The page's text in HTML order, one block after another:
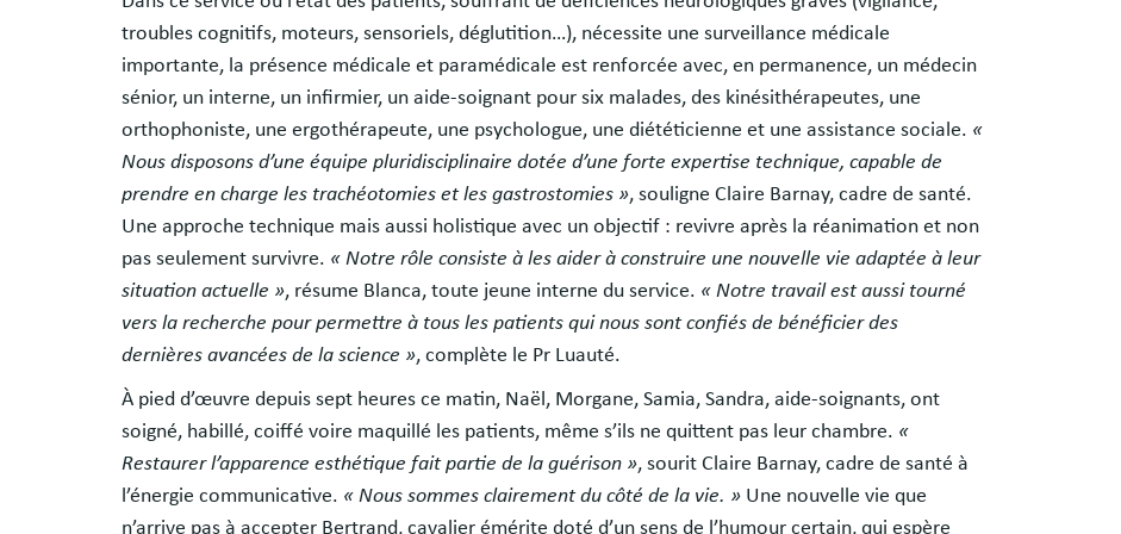
troubles cognitifs, moteurs, sensoriels, déglutition…), nécessite une surveillance médicale
importante, la présence médicale et paramédicale est renforcée avec, en permanence, un médecin
sénior, un interne, un infirmier, un aide-soignant pour six malades, des kinésithérapeutes, une
orthophoniste, une ergothérapeute, une psychologue, une diététicienne et une assistance sociale. «
Nous disposons d’une équipe pluridisciplinaire dotée d’une forte expertise technique, capable de
prendre en charge les trachéotomies et les gastrostomies », souligne Claire Barnay, cadre de santé.
Une approche technique mais aussi holistique avec un objectif : revivre après la réanimation et non
pas seulement survivre. « Notre rôle consiste à les aider à construire une nouvelle vie adaptée à leur
situation actuelle », résume Blanca, toute jeune interne du service. « Notre travail est aussi tourné
vers la recherche pour permettre à tous les patients qui nous sont confiés de bénéficier des
dernières avancées de la science », complète le Pr Luauté.
À pied d’œuvre depuis sept heures ce matin, Naël, Morgane, Samia, Sandra, aide-soignants, ont
soigné, habillé, coiffé voire maquillé les patients, même s’ils ne quittent pas leur chambre. «
Restaurer l’apparence esthétique fait partie de la guérison », sourit Claire Barnay, cadre de santé à
l’énergie communicative. « Nous sommes clairement du côté de la vie. » Une nouvelle vie que
n’arrive pas à accepter Bertrand, cavalier émérite doté d’un sens de l’humour certain, qui espère